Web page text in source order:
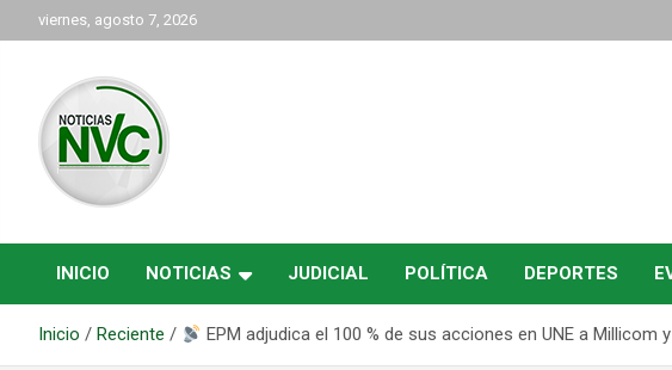
al
viernes, agosto 7, 2026
NVC Noticias
INICIO NOTICIAS JUDICIAL POLÍTICA DEPORTES
Inicio Reciente EPM adjudica el 100 % de sus acciones en UNE a